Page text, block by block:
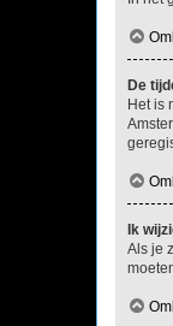
De
Het is
Ik
Als je